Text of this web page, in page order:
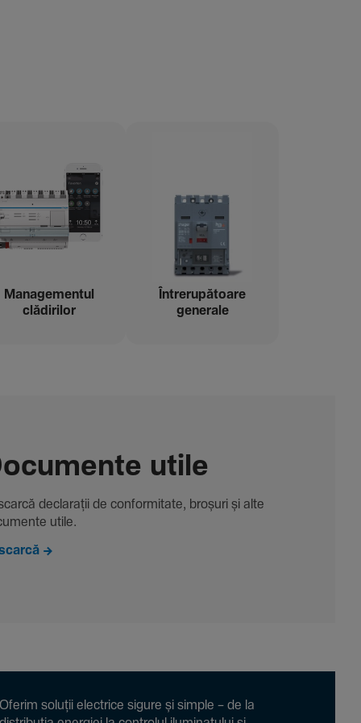
Managementul
clădi­rilor
Între­ru­pă­toare
gene­rale
utile
decla­rații de conformitate, broșuri și alte
utile.
soluții electrice sigure și simple – de la